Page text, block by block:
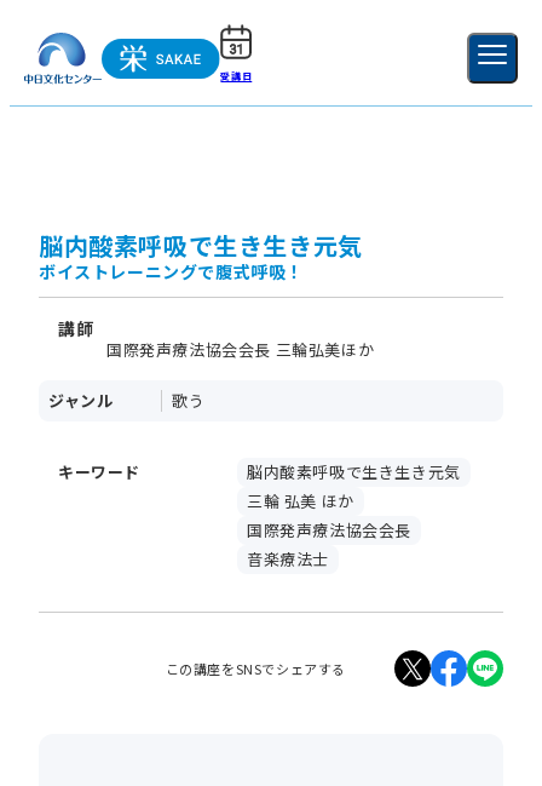
受講日 新規登録
脳内酸素呼吸で生き生き元気
ボイストレーニングで腹式呼吸！
講師
国際発声療法協会会長 三輪弘美ほか
ジャンル 歌う
キーワード
脳内酸素呼吸で生き生き元気
三輪 弘美 ほか
国際発声療法協会会長
音楽療法士
この講座をSNSでシェアする